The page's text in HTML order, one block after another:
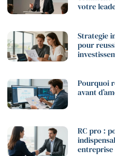
votre
Strategie
pour
Pourquoi
avant
RC pro :
entreprise